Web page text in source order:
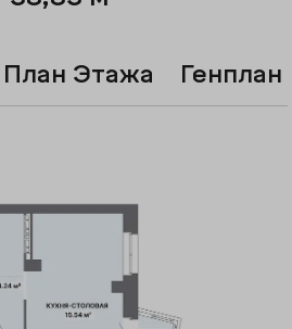
План Этажа Генплан